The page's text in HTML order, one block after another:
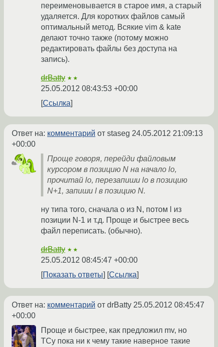
переименовывается в старое имя, а старый
удаляется. Для коротких файлов самый
оптимальный метод. Всякие vim & kate
делают точно также (потому можно
редактировать файлы без доступа на
запись).
drBatty ★★
25.05.2012 08:43:53 +00:00
Ссылка
Ответ на: комментарий от staseg 24.05.2012 21:09:13
+00:00
Проще говоря, перейди файловым
курсором в позицию N на начало lo,
прочитай lo, перезапиши lo в позицию
N+1, запиши l в позицию N.
ну типа того, сначала o из N, потом l из
позиции N-1 и т.д. Проще и быстрее весь
файл переписать. (обычно).
drBatty ★★
25.05.2012 08:45:47 +00:00
Показать ответы
Ссылка
Ответ на: комментарий от drBatty 25.05.2012 08:45:47
+00:00
Проще и быстрее, как предложил mv, но
ТСу пока ни к чему такие наверное такие